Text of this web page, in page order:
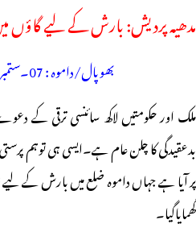
مدھیہ پردیش: بارش کے لیے گاؤں میں
بھوپال/داموہ : 07۔ستمبر(سحرنیوزڈاٹ کام)
ملک اور حکومتیں لاکھ سائنسی ترقی کے
بدعقیدگی کا چلن عام ہے۔ایسی ہی توہم
گھمایاگیا۔